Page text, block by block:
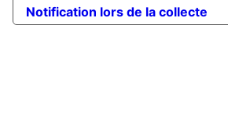
Notification lors de la collecte